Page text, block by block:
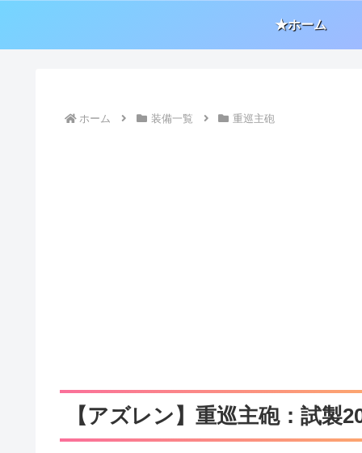
★ホーム
ホーム 装備一覧 重巡主砲
【アズレン】重巡主砲：試製